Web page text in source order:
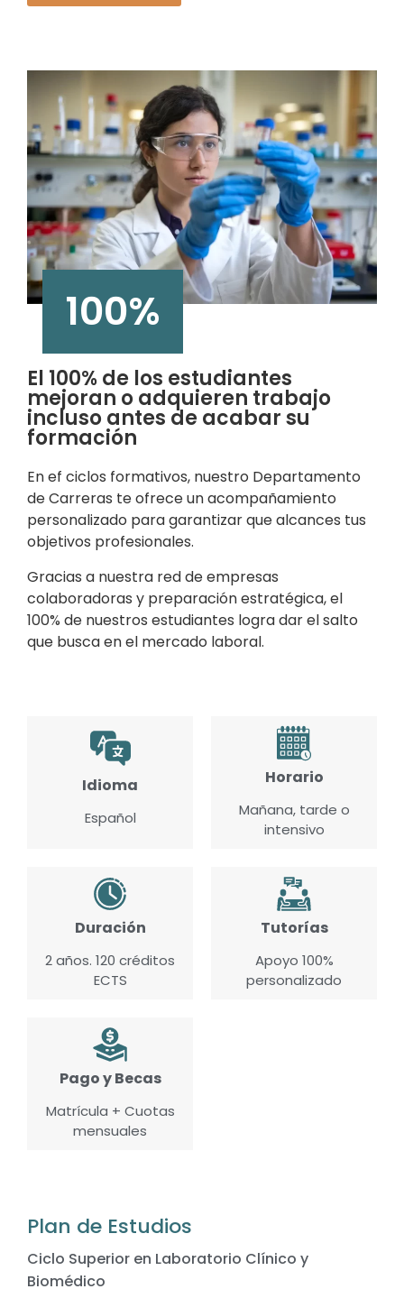
100%
El 100% de los estudiantes
mejoran o adquieren trabajo
incluso antes de acabar su
formación
En ef ciclos formativos, nuestro Departamento
de Carreras te ofrece un acompañamiento
personalizado para garantizar que alcances tus
objetivos profesionales.
Gracias a nuestra red de empresas
colaboradoras y preparación estratégica, el
100% de nuestros estudiantes logra dar el salto
que busca en el mercado laboral.
Idioma
Español
Horario
Mañana, tarde o
intensivo
Duración
2 años. 120 créditos
ECTS
Tutorías
Apoyo 100%
personalizado
Pago y Becas
Matrícula + Cuotas
mensuales
Plan de Estudios
Ciclo Superior en Laboratorio Clínico y
Biomédico